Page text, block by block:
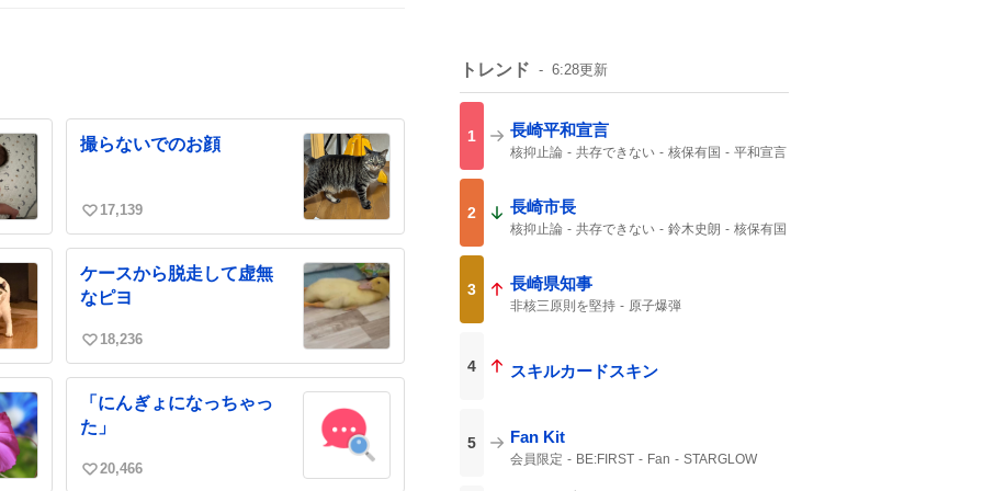
撮らないでのお顔
い
数
17,139
ケースから脱走して虚無
なピヨ
い
ね
数
18,236
「にんぎょになっちゃっ
た」
い
20,466
トレンド 6:28更新
1 長崎平和宣言
核抑止論 共存できない 核保有国
平和宣言
2 長崎市長
核抑止論 共存できない 鈴木史朗
核保有国
3 長崎県知事
非核三原則を堅持
原子爆弾
4 スキルカードスキン
5 Fan Kit
会員限定 BE:FIRST Fan STARGLOW